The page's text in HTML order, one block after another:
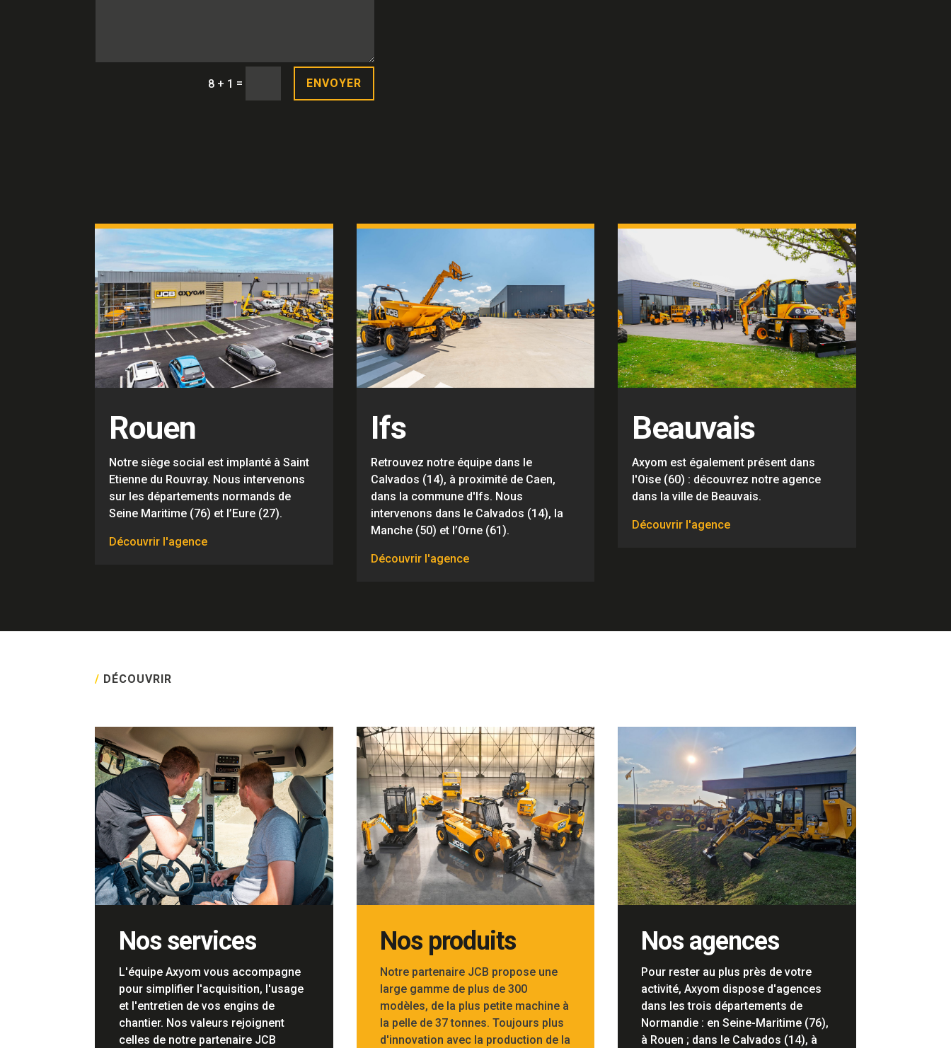
8 + 1 = ENVOYER
Rouen
Notre siège social est implanté à Saint
Etienne du Rouvray. Nous intervenons
sur les départements normands de
Seine Maritime (76) et l’Eure (27).
Découvrir l'agence
Ifs
Retrouvez notre équipe dans le
Calvados (14), à proximité de Caen,
dans la commune d'Ifs. Nous
intervenons dans le Calvados (14), la
Manche (50) et l’Orne (61).
Découvrir l'agence
Beauvais
Axyom est également présent dans
l'Oise (60) : découvrez notre agence
dans la ville de Beauvais.
Découvrir l'agence
/ DÉCOUVRIR
Nos services
L'équipe Axyom vous accompagne
pour simplifier l'acquisition, l'usage
et l'entretien de vos engins de
chantier. Nos valeurs rejoignent
celles de notre partenaire JCB
Nos produits
Notre partenaire JCB propose une
large gamme de plus de 300
modèles, de la plus petite machine à
la pelle de 37 tonnes. Toujours plus
d'innovation avec la production de la
Nos agences
Pour rester au plus près de votre
activité, Axyom dispose d'agences
dans les trois départements de
Normandie : en Seine-Maritime (76),
à Rouen ; dans le Calvados (14), à